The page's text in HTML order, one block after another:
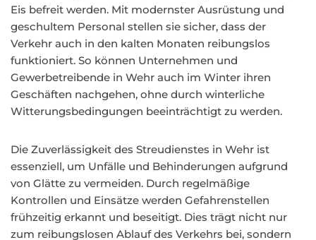
Eis befreit werden. Mit modernster Ausrüstung und
geschultem Personal stellen sie sicher, dass der
Verkehr auch in den kalten Monaten reibungslos
funktioniert. So können Unternehmen und
Gewerbetreibende in Wehr auch im Winter ihren
Geschäften nachgehen, ohne durch winterliche
Witterungsbedingungen beeinträchtigt zu werden.
Die Zuverlässigkeit des Streudienstes in Wehr ist
essenziell, um Unfälle und Behinderungen aufgrund
von Glätte zu vermeiden. Durch regelmäßige
Kontrollen und Einsätze werden Gefahrenstellen
frühzeitig erkannt und beseitigt. Dies trägt nicht nur
zum reibungslosen Ablauf des Verkehrs bei, sondern